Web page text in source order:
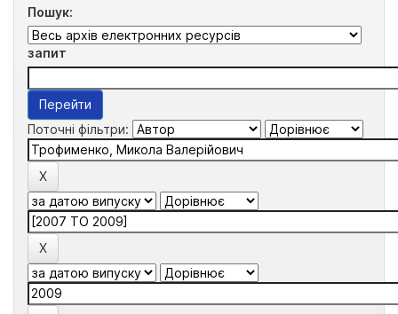
Пошук:
запит
Поточні фільтри: